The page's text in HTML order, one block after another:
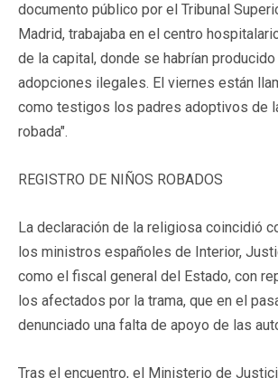
documento público por el Tribunal
Madrid, trabajaba en el centro
de la capital, donde se habrían
adopciones ilegales. El viernes están
como testigos los padres adoptivos de
robada".
REGISTRO DE NIÑOS ROBADOS
La declaración de la religiosa coincidió
los ministros españoles de Interior,
como el fiscal general del Estado, con
los afectados por la trama, que en el
denunciado una falta de apoyo de las
Tras el encuentro, el Ministerio de